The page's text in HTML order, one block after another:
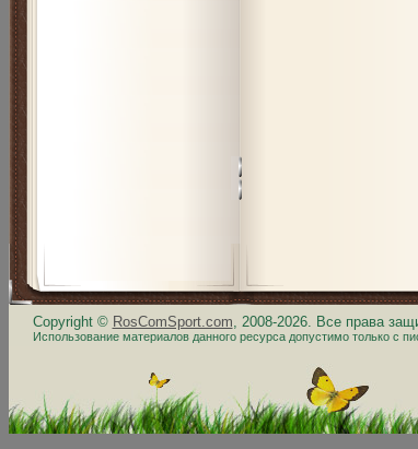
Copyright © RosComSport.com, 2008-2026. Все права
Использование материалов данного ресурса допустимо только с